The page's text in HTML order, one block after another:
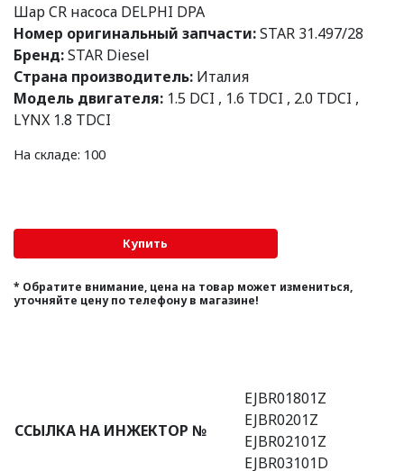
Шар CR насоса DELPHI DPA
Номер оригинальный запчасти:STAR 31.497/28
Бренд:STAR Diesel
Страна производитель: Италия
Модель двигателя: 1.5 DCI , 1.6 TDCI , 2.0 TDCI ,
LYNX 1.8 TDCI
На складе: 100
* Обратите внимание, цена на товар может измениться,
уточняйте цену по телефону в магазине!
ССЫЛКА НА ИНЖЕКТОР №
EJBR01801Z
EJBR0201Z
EJBR02101Z
EJBR03101D